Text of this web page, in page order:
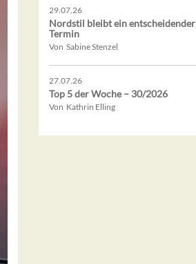
29.07.26
Nordstil bleibt ein entscheidender
Termin
Von Sabine Stenzel
27.07.26
Top 5 der Woche – 30/2026
Von Kathrin Elling